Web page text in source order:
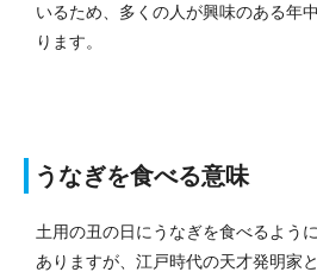
いるため、多くの人が興味のある年
ります。
うなぎを食べる意味
土用の丑の日にうなぎを食べるよう
ありますが、江戸時代の天才発明家